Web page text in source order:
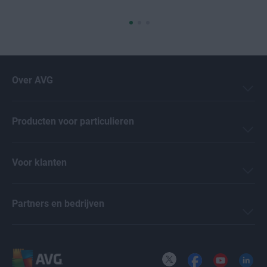
Over AVG
Producten voor particulieren
Voor klanten
Partners en bedrijven